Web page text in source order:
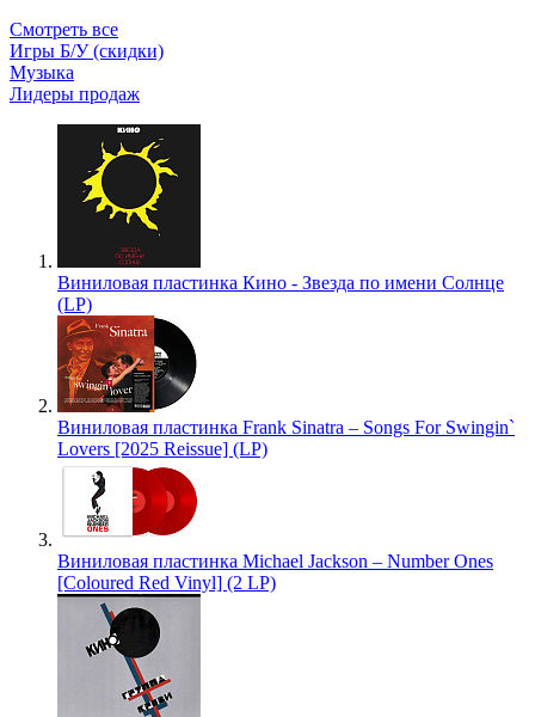
Смотреть все
Игры Б/У (скидки)
Музыка
Лидеры продаж
Виниловая пластинка Кино - Звезда по имени Солнце
(LP)
Виниловая пластинка Frank Sinatra – Songs For Swingin`
Lovers [2025 Reissue] (LP)
Виниловая пластинка Michael Jackson – Number Ones
[Coloured Red Vinyl] (2 LP)